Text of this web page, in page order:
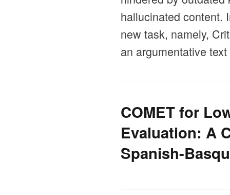
hallucinated content.
new task, namely,
an argumentative
COMET for
Evaluation: A
Spanish-